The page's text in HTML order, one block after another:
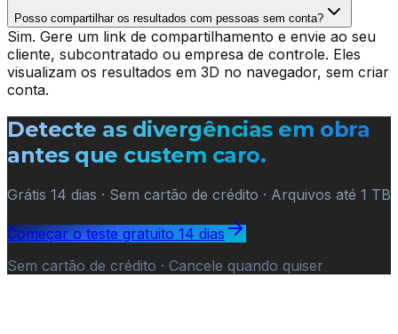
Posso compartilhar os resultados com pessoas sem conta?
Sim. Gere um link de compartilhamento e envie ao seu
cliente, subcontratado ou empresa de controle. Eles
visualizam os resultados em 3D no navegador, sem criar
conta.
Detecte as divergências em obra
antes que custem caro.
Grátis 14 dias · Sem cartão de crédito · Arquivos até 1 TB
Começar o teste gratuito 14 dias
Sem cartão de crédito · Cancele quando quiser